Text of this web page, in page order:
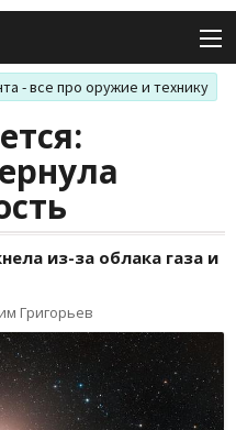
- все про оружие и технику
из-за облака газа и
Григорьев